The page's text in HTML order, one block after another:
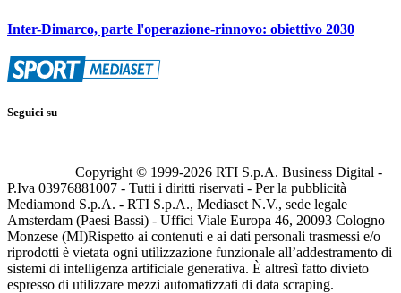
Inter-Dimarco, parte l'operazione-rinnovo: obiettivo 2030
Seguici su
Copyright © 1999-2026 RTI S.p.A. Business Digital -
P.Iva 03976881007 - Tutti i diritti riservati - Per la pubblicità
Mediamond S.p.A. - RTI S.p.A., Mediaset N.V., sede legale
Amsterdam (Paesi Bassi) - Uffici Viale Europa 46, 20093 Cologno
Monzese (MI)Rispetto ai contenuti e ai dati personali trasmessi e/o
riprodotti è vietata ogni utilizzazione funzionale all’addestramento di
sistemi di intelligenza artificiale generativa. È altresì fatto divieto
espresso di utilizzare mezzi automatizzati di data scraping.